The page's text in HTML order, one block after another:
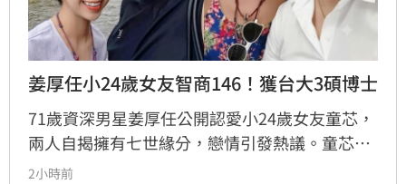
姜厚任小24歲女友智商146！獲台大3碩博士
71歲資深男星姜厚任公開認愛小24歲女友童芯，
兩人自揭擁有七世緣分，戀情引發熱議。童芯被
譽為全方位學霸，擁有146高智商，不僅取得台
2小時前